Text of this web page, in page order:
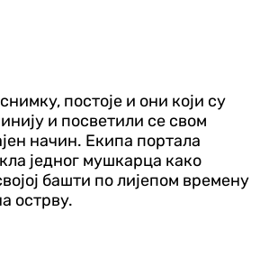
постоје и они који су
и посветили се свом
начин. Екипа портала
једног мушкарца како
башти по лијепом времену
острву.